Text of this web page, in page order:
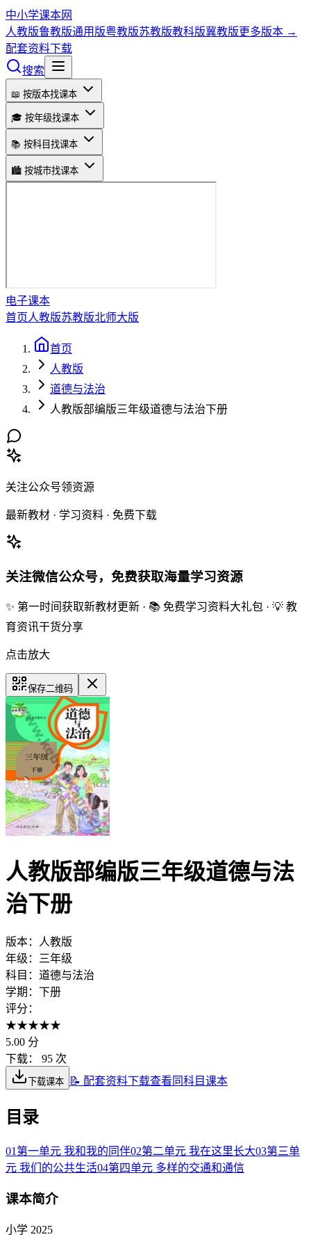
中小学课本网
人教版鲁教版通用版粤教版苏教版教科版冀教版更多版本 →
配套资料下载
搜索
📖 按版本找课本
🎓 按年级找课本
📚 按科目找课本
🏙️ 按城市找课本
电子课本
首页人教版苏教版北师大版
首页
人教版
道德与法治
人教版部编版三年级道德与法治下册
关注公众号领资源
最新教材 · 学习资料 · 免费下载
关注微信公众号，免费获取海量学习资源
✨ 第一时间获取新教材更新 · 📚 免费学习资料大礼包 · 💡 教
育资讯干货分享
点击放大
保存二维码
人教版部编版三年级道德与法
治下册
版本：
人教版
年级：
三年级
科目： 道德与法治
学期： 下册
评分：
★★★★★
5.00 分
下载：
95 次
下载课本 📝 配套资料下载查看同科目课本
目录
01 第一单元 我和我的同伴02第二单元 我在这里长大03第三单
元 我们的公共生活04第四单元 多样的交通和通信
课本简介
小学 2025